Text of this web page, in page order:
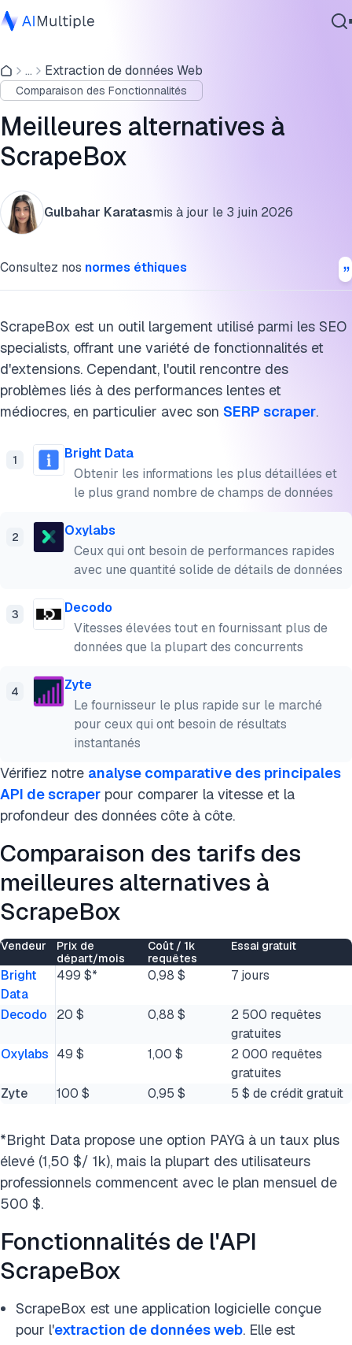
IA agentique
cybersécurité
Données
Logiciel d'entreprise
Services
... Extraction de données Web
Comparaison des Fonctionnalités
Meilleures alternatives à
ScrapeBox
Gulbahar Karatasmis à jour le 3 juin 2026
Consultez nos normes éthiques
ScrapeBox est un outil largement utilisé parmi les SEO
specialists, offrant une variété de fonctionnalités et
d'extensions. Cependant, l'outil rencontre des
problèmes liés à des performances lentes et
médiocres, en particulier avec son SERP scraper.
1
Bright Data
Obtenir les informations les plus détaillées et
le plus grand nombre de champs de données
2
Oxylabs
Ceux qui ont besoin de performances rapides
avec une quantité solide de détails de données
3
Decodo
Vitesses élevées tout en fournissant plus de
données que la plupart des concurrents
4
Zyte
Le fournisseur le plus rapide sur le marché
pour ceux qui ont besoin de résultats
instantanés
Vérifiez notre analyse comparative des principales
API de scraper pour comparer la vitesse et la
profondeur des données côte à côte.
Comparaison des tarifs des
meilleures alternatives à
ScrapeBox
Vendeur
Prix de
départ/mois
Coût / 1k
requêtes
Essai gratuit
Bright
Data
499 $* 0,98 $ 7 jours
Decodo 20 $ 0,88 $
2 500 requêtes
gratuites
Oxylabs 49 $ 1,00 $
2 000 requêtes
gratuites
Zyte
100 $ 0,95 $ 5 $ de crédit gratuit
*Bright Data propose une option PAYG à un taux plus
élevé (1,50 $/ 1k), mais la plupart des utilisateurs
professionnels commencent avec le plan mensuel de
500 $.
Fonctionnalités de l'API
ScrapeBox
ScrapeBox est une application logicielle conçue
pour l'extraction de données web. Elle est
Fonctionnalités de l'API ScrapeBox
Avantages et inconvénients de l'API ScrapeBox
Meilleures alternatives à ScrapeBox analysées
Citer cette recherche